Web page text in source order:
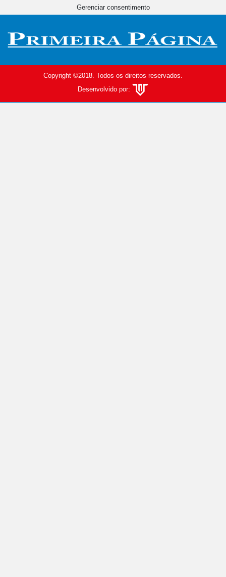
Copyright ©2018. Todos os direitos reservados.
Desenvolvido por:
Gerenciar consentimento